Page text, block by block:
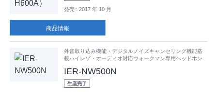
発売 : 2017 年 10 月
商品情報
外音取り込み機能・デジタルノイズキャンセリング機能搭
載ハイレゾ・オーディオ対応ウォークマン専用ヘッドホン
IER-NW500N
生産完了